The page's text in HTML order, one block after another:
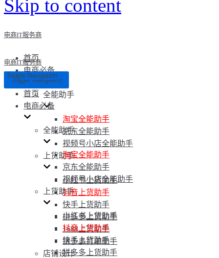
Skip to content
电商IT服务商
首页
电商必备
全能助手
淘宝全能助手
京东全能助手
视频号小店全能助手
上货助手
小红书上货助手
抖音上货助手
快手上货助手
拼多多上货助手
1688上货助手
拼多多打单助手
店铺设计
电商IT服务商
Toggle Navigation
Toggle Navigation
首页
电商必备
全能助手
淘宝全能助手
京东全能助手
视频号小店全能助手
上货助手
小红书上货助手
抖音上货助手
快手上货助手
拼多多上货助手